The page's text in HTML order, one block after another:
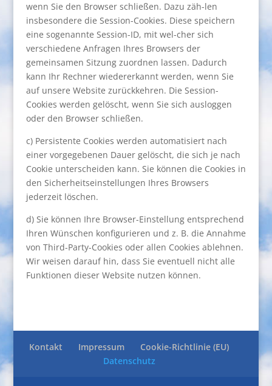
wenn Sie den Browser schließen. Dazu zäh-len
insbesondere die Session-Cookies. Diese speichern
eine sogenannte Session-ID, mit wel-cher sich
verschiedene Anfragen Ihres Browsers der
gemeinsamen Sitzung zuordnen lassen. Dadurch
kann Ihr Rechner wiedererkannt werden, wenn Sie
auf unsere Website zurückkehren. Die Session-
Cookies werden gelöscht, wenn Sie sich ausloggen
oder den Browser schließen.
c) Persistente Cookies werden automatisiert nach
einer vorgegebenen Dauer gelöscht, die sich je nach
Cookie unterscheiden kann. Sie können die Cookies in
den Sicherheitseinstellungen Ihres Browsers
jederzeit löschen.
d) Sie können Ihre Browser-Einstellung entsprechend
Ihren Wünschen konfigurieren und z. B. die Annahme
von Third-Party-Cookies oder allen Cookies ablehnen.
Wir weisen darauf hin, dass Sie eventuell nicht alle
Funktionen dieser Website nutzen können.
Kontakt Impressum
Cookie-Richtlinie (EU)
Datenschutz